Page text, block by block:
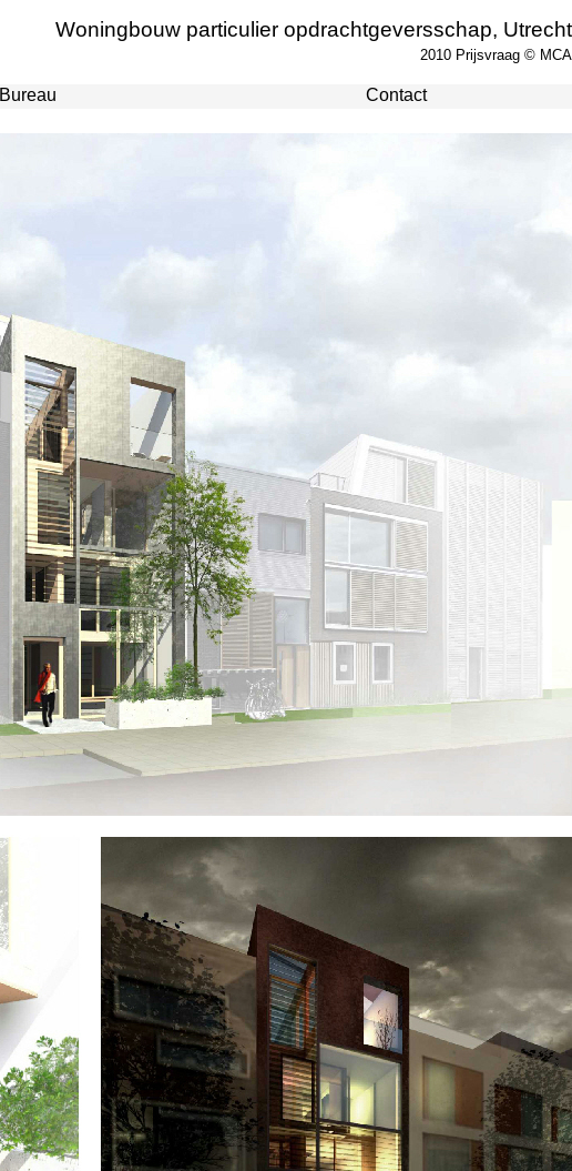
Contact
Bureau
Woningbouw particulier opdrachtgeversschap, Utrecht
2010 Prijsvraag © MCA